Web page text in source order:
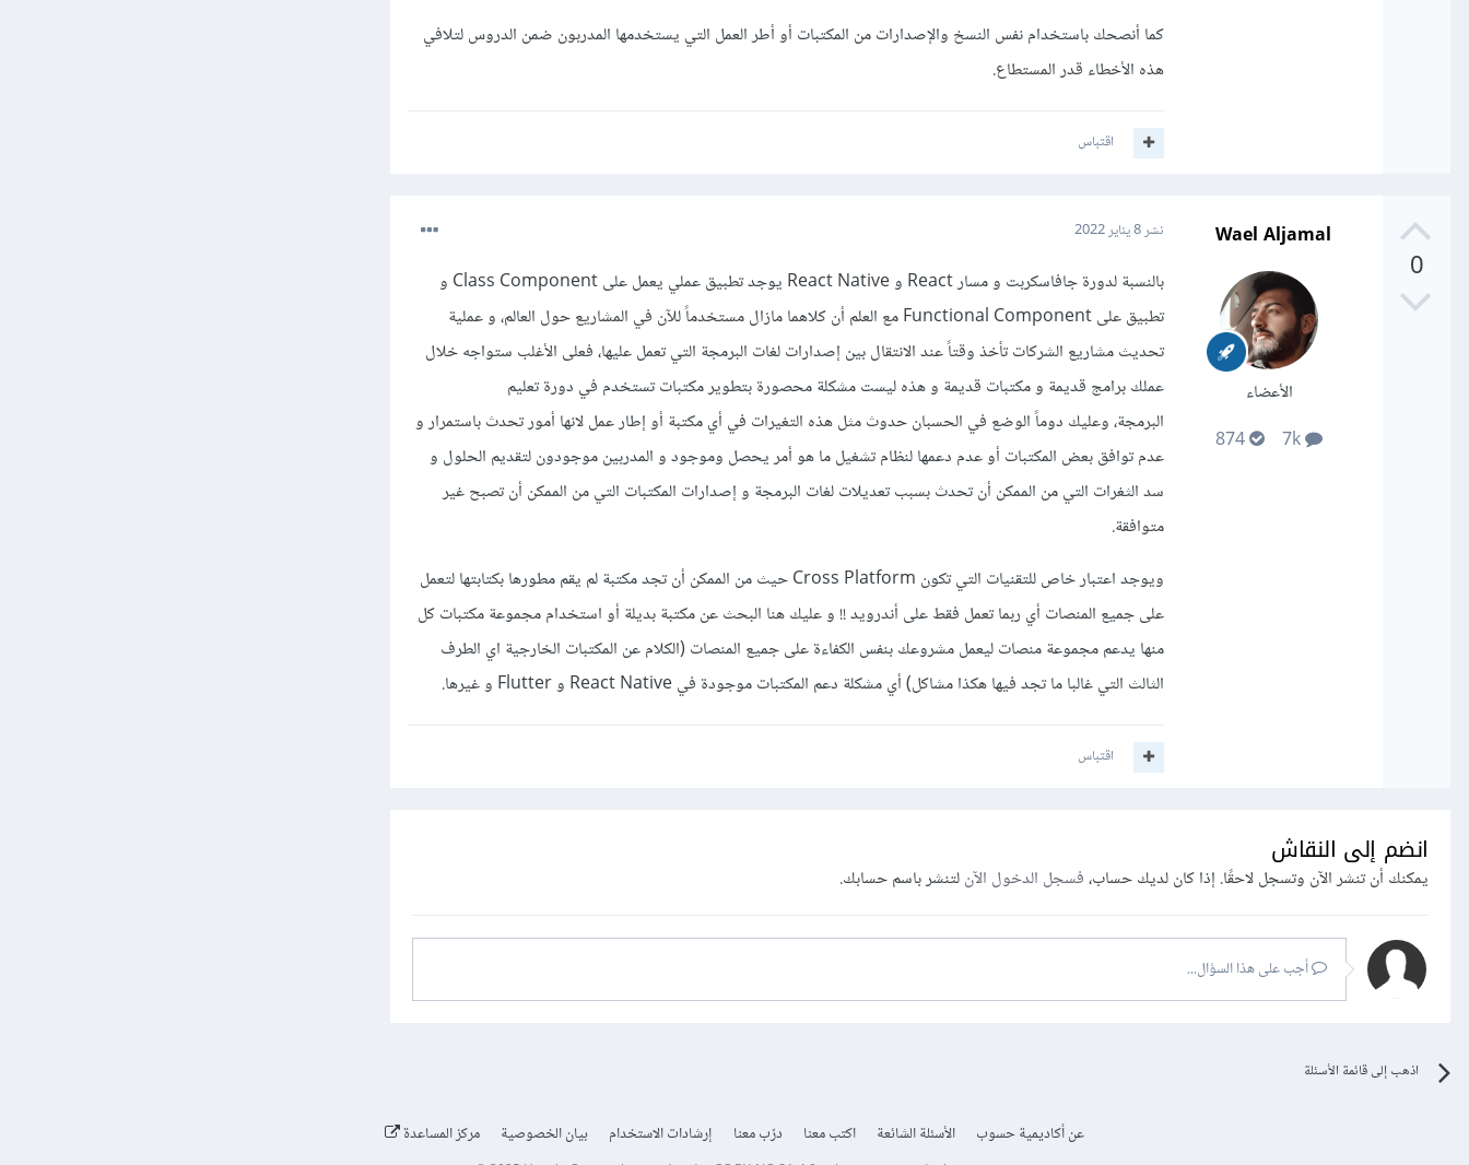
كما أنصحك باستخدام نفس النسخ والإصدارات من المكتبات أو أطر العمل التي يستخدمها المدربون ضمن الدروس لتلافي
هذه الأخطاء قدر المستطاع.
اقتباس
0
Wael Aljamal
الأعضاء
نشر8 يناير 2022
بالنسبة لدورة جافاسكربت و مسار React و React Native يوجد تطبيق عملي يعمل على Class Component و
تطبيق على Functional Component مع العلم أن كلاهما مازال مستخدماً للآن في المشاريع حول العالم، و عملية
تحديث مشاريع الشركات تأخذ وقتاً عند الانتقال بين إصدارات لغات البرمجة التي تعمل عليها، فعلى الأغلب ستواجه خلال
عملك برامج قديمة و مكتبات قديمة و هذه ليست مشكلة محصورة بتطوير مكتبات تستخدم في دورة تعليم
البرمجة، وعليك دوماً الوضع في الحسبان حدوث مثل هذه التغيرات في أي مكتبة أو إطار عمل لانها أمور تحدث باستمرار و
عدم توافق بعض المكتبات أو عدم دعمها لنظام تشغيل ما هو أمر يحصل وموجود و المدربين موجودون لتقديم الحلول و
سد الثغرات التي من الممكن أن تحدث بسبب تعديلات لغات البرمجة و إصدارات المكتبات التي من الممكن أن تصبح غير
متوافقة.
ويوجد اعتبار خاص للتقنيات التي تكون Cross Platform حيث من الممكن أن تجد مكتبة لم يقم مطورها بكتابتها لتعمل
على جميع المنصات أي ربما تعمل فقط على أندرويد !! و عليك هنا البحث عن مكتبة بديلة أو استخدام مجموعة مكتبات كل
منها يدعم مجموعة منصات ليعمل مشروعك بنفس الكفاءة على جميع المنصات (الكلام عن المكتبات الخارجية اي الطرف
الثالث التي غالبا ما تجد فيها هكذا مشاكل) أي مشكلة دعم المكتبات موجودة في React Native و Flutter و غيرها.
اقتباس
انضم إلى النقاش
يمكنك أن تنشر الآن وتسجل لاحقًا. إذا كان لديك حساب،فسجل الدخول الآنلتنشر باسم حسابك.
أجب على هذا السؤال...
اذهب إلى قائمة الأسئلة
عن أكاديمية حسوب الأسئلة الشائعة اكتب معنا درّب معنا إرشادات الاستخدام بيان الخصوصية مركز المساعدة